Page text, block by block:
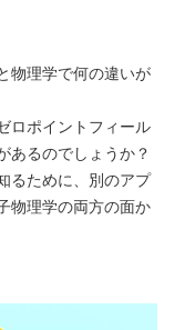
物理学で何の違いが
ロポイントフィール
あるのでしょうか？
るために、別のアプ
物理学の両方の面か